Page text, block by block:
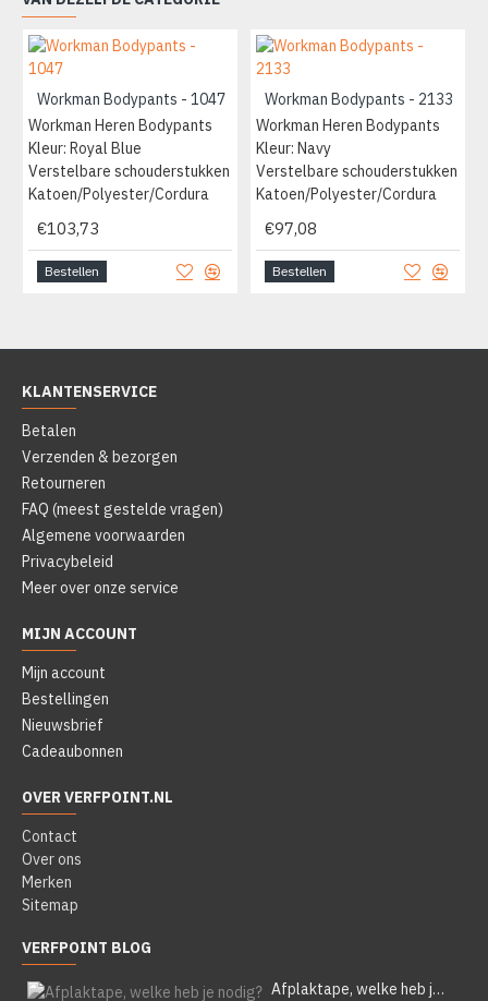
Workman Bodypants - 1047
Workman Heren Bodypants
Kleur: Royal Blue
Verstelbare schouderstukken
Katoen/Polyester/Cordura
€103,73
Bestellen
Workman Bodypants - 2133
Workman Heren Bodypants
Kleur: Navy
Verstelbare schouderstukken
Katoen/Polyester/Cordura
€97,08
Bestellen
KLANTENSERVICE
Betalen
Verzenden & bezorgen
Retourneren
FAQ (meest gestelde vragen)
Algemene voorwaarden
Privacybeleid
Meer over onze service
MIJN ACCOUNT
Mijn account
Bestellingen
Nieuwsbrief
Cadeaubonnen
OVER VERFPOINT.NL
Contact
Over ons
Merken
Sitemap
VERFPOINT BLOG
Afplaktape, welke heb je nodig?